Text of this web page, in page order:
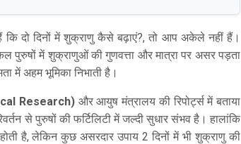
दो दिनों में शुक्राणु कैसे बढ़ाएं?, तो आप अकेले नहीं हैं।
में शुक्राणुओं की गुणवत्ता और मात्रा पर असर पड़ता
में अहम भूमिका निभाती है।
Research)और आयुष मंत्रालय की रिपोर्ट्स में बताया
से पुरुषों की फर्टिलिटी में जल्दी सुधार संभव है। हालांकि
है, लेकिन कुछ असरदार उपाय 2 दिनों में भी शुक्राणु की